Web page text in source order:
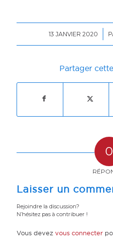
13 JANVIER 2020
/
Partager
0
Laisser un
Rejoindre la discussion?
N’hésitez pas à contribuer !
Vous devez vous connecter